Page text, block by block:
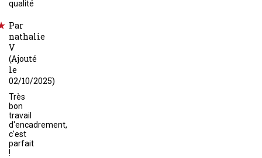
qualité
Par
nathalie
V
(Ajouté
le
02/10/2025)
Très
bon
travail
d'encadrement,
c'est
parfait
!